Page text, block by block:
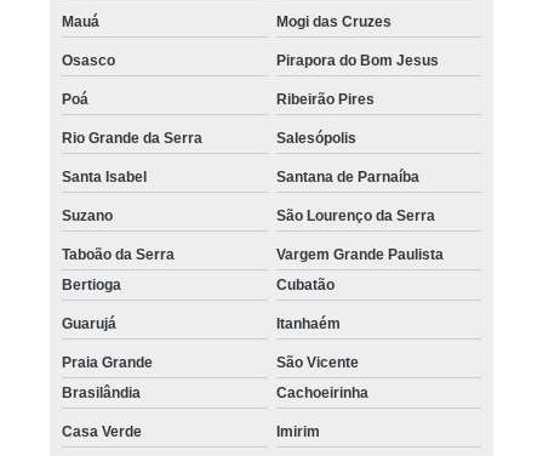
Mauá Mogi das Cruzes
Osasco Pirapora do Bom Jesus
Poá Ribeirão Pires
Rio Grande da Serra Salesópolis
Santa Isabel Santana de Parnaíba
Suzano São Lourenço da Serra
Taboão da Serra
Vargem Grande Paulista
Bertioga
Cubatão
Guarujá Itanhaém
Praia Grande
São Vicente
Brasilândia
Cachoeirinha
Casa Verde Imirim